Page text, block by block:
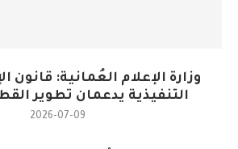
وزارة الإعلام العُمانية: قانون
التنفيذية يدعمان تطوير
2026-07-09